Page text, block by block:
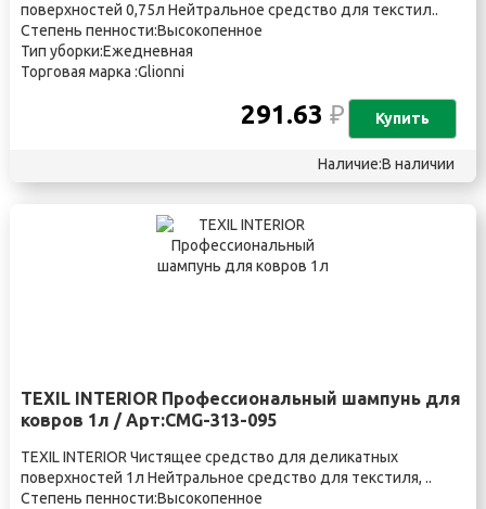
поверхностей 0,75л Нейтральное средство для текстил..
Степень пенности:Высокопенное
Тип уборки:Ежедневная
Торговая марка :Glionni
291.63₽ Купить
Наличие:В наличии
TEXIL INTERIOR Профессиональный шампунь для
ковров 1л / Арт:CMG-313-095
TEXIL INTERIOR Чистящее средство для деликатных
поверхностей 1л Нейтральное средство для текстиля, ..
Степень пенности:Высокопенное